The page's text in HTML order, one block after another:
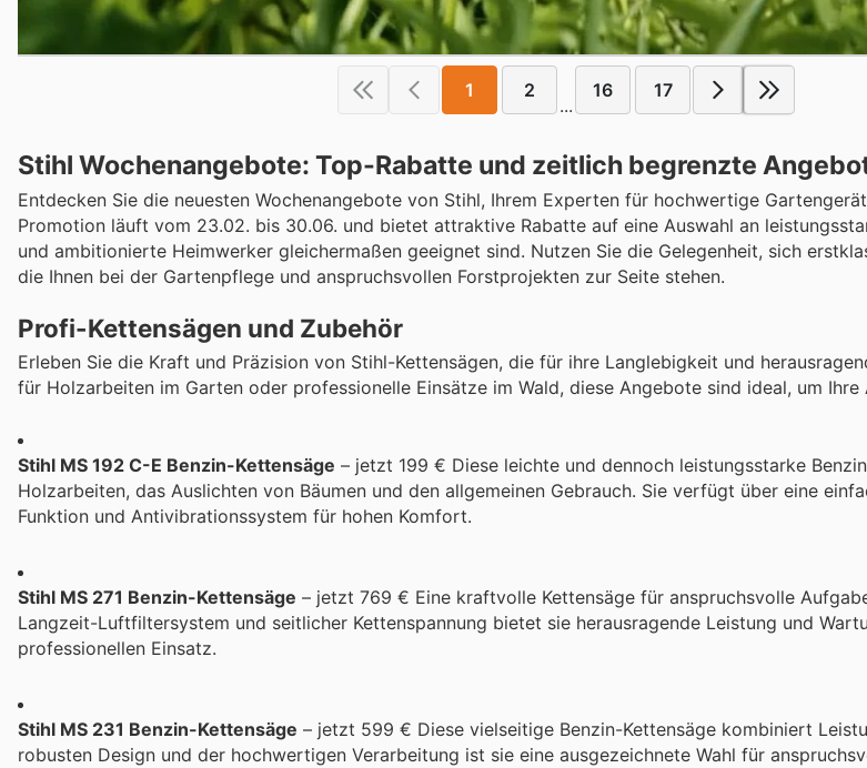
1 2
...
16 17
Stihl Wochenangebote: Top-Rabatte und zeitlich begrenzte
Entdecken Sie die neuesten Wochenangebote von Stihl, Ihrem Experten für hochwertige
Promotion läuft vom 23.02. bis 30.06. und bietet attraktive Rabatte auf eine Auswahl an
und ambitionierte Heimwerker gleichermaßen geeignet sind. Nutzen Sie die Gelegenheit, sich
die Ihnen bei der Gartenpflege und anspruchsvollen Forstprojekten zur Seite stehen.
Profi-Kettensägen und Zubehör
Erleben Sie die Kraft und Präzision von Stihl-Kettensägen, die für ihre Langlebigkeit und
für Holzarbeiten im Garten oder professionelle Einsätze im Wald, diese Angebote sind ideal, um
Stihl MS 192 C-E Benzin-Kettensäge – jetzt 199 € Diese leichte und dennoch leistungsstarke
Holzarbeiten, das Auslichten von Bäumen und den allgemeinen Gebrauch. Sie verfügt über eine
Funktion und Antivibrationssystem für hohen Komfort.
Stihl MS 271 Benzin-Kettensäge – jetzt 769 € Eine kraftvolle Kettensäge für anspruchsvolle
Langzeit-Luftfiltersystem und seitlicher Kettenspannung bietet sie herausragende Leistung und
professionellen Einsatz.
Stihl MS 231 Benzin-Kettensäge – jetzt 599 € Diese vielseitige Benzin-Kettensäge kombiniert
robusten Design und der hochwertigen Verarbeitung ist sie eine ausgezeichnete Wahl für